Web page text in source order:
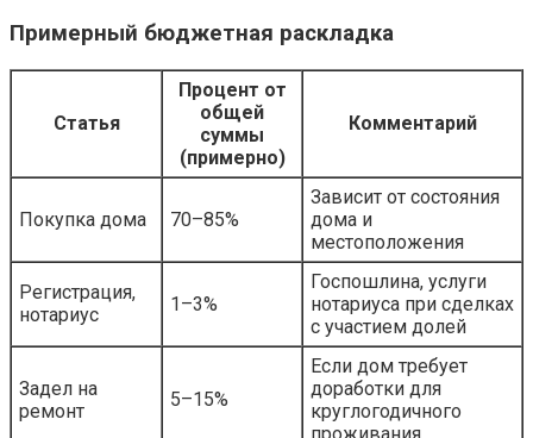
Примерный бюджетная раскладка
Статья
Процент от
общей
суммы
(примерно)
Комментарий
Покупка дома 70–85%
Зависит от состояния
дома и
местоположения
Регистрация,
нотариус
1–3%
Госпошлина, услуги
нотариуса при сделках
с участием долей
Задел на
ремонт
5–15%
Если дом требует
доработки для
круглогодичного